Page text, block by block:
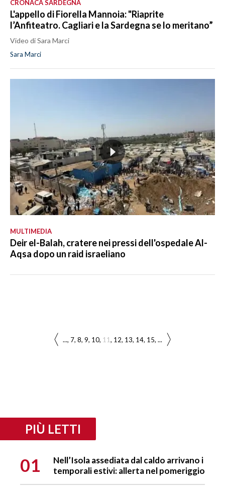
CRONACA SARDEGNA
L'appello di Fiorella Mannoia: "Riaprite
l’Anfiteatro. Cagliari e la Sardegna se lo meritano”
Video di Sara Marci
Sara Marci
MULTIMEDIA
Deir el-Balah, cratere nei pressi dell'ospedale Al-
Aqsa dopo un raid israeliano
... 7 8 9 10 11 12 13 14 15 ...
PIÙ LETTI
01
Nell’Isola assediata dal caldo arrivano i
temporali estivi: allerta nel pomeriggio